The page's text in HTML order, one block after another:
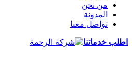
من نحن
المدونة
تواصل معنا
اطلب خدماتنا